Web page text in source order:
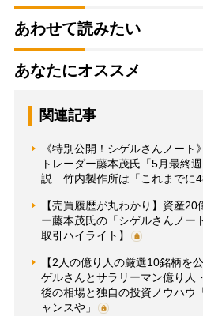
あわせて読みたい
あなたにオススメ
関連記事
《特別公開！シゲルさんノー
トレーダー藤本茂氏「5月最終
説 竹内製作所は「これまでに
【売買履歴が丸わかり】資産
ー藤本茂氏の「シゲルさんノー
取引ハイライト】
【2人の億り人の厳選10銘柄を
ゲルさんとサラリーマン億り人
後の相場と独自の投資ノウハウ
ャンスや」